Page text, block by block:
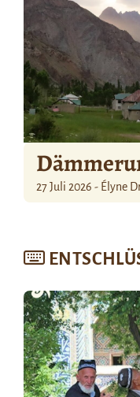
27 Juli 2026 - Élyne